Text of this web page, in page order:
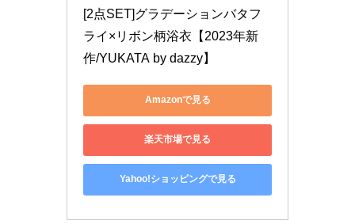
[2点SET]グラデーションバタフ
ライ×リボン柄浴衣【2023年新
作/YUKATA by dazzy】
Amazonで見る
楽天市場で見る
Yahoo!ショッピングで見る